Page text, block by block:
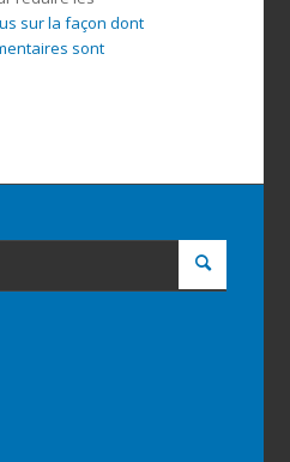
sur la façon dont
sont